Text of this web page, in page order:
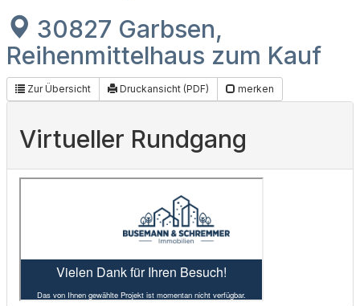
30827 Garbsen,
Reihenmittelhaus zum Kauf
Zur Übersicht Druckansicht (PDF) merken
Virtueller Rundgang